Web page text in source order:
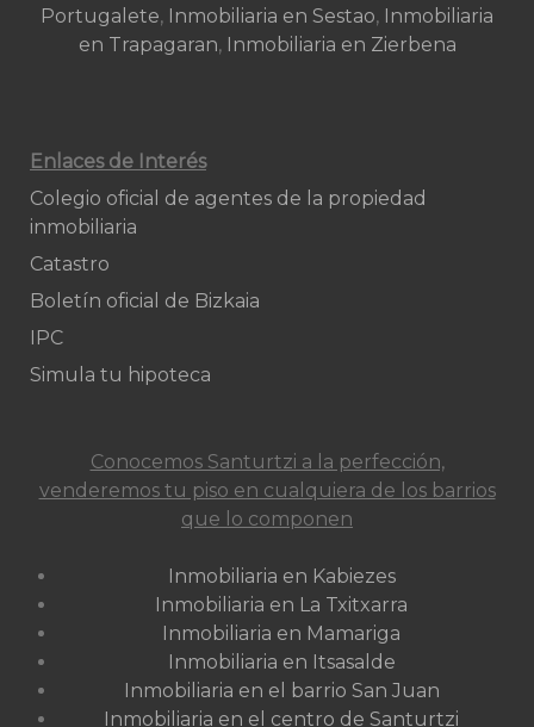
Portugalete, Inmobiliaria en Sestao, Inmobiliaria
en Trapagaran, Inmobiliaria en Zierbena
Enlaces de Interés
Colegio oficial de agentes de la propiedad
inmobiliaria
Catastro
Boletín oficial de Bizkaia
IPC
Simula tu hipoteca
Conocemos Santurtzi a la perfección,
venderemos tu piso en cualquiera de los barrios
que lo componen
Inmobiliaria en Kabiezes
Inmobiliaria en La Txitxarra
Inmobiliaria en Mamariga
Inmobiliaria en Itsasalde
Inmobiliaria en el barrio San Juan
Inmobiliaria en el centro de Santurtzi